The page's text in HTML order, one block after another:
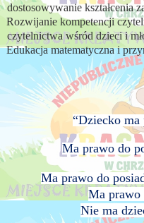
dostosowywanie kształcenia
Rozwijanie kompetencji
czytelnictwa wśród dzieci i
Edukacja matematyczna i
“Dziecko ma
Ma prawo do
Ma prawo do
Ma prawo
Nie ma